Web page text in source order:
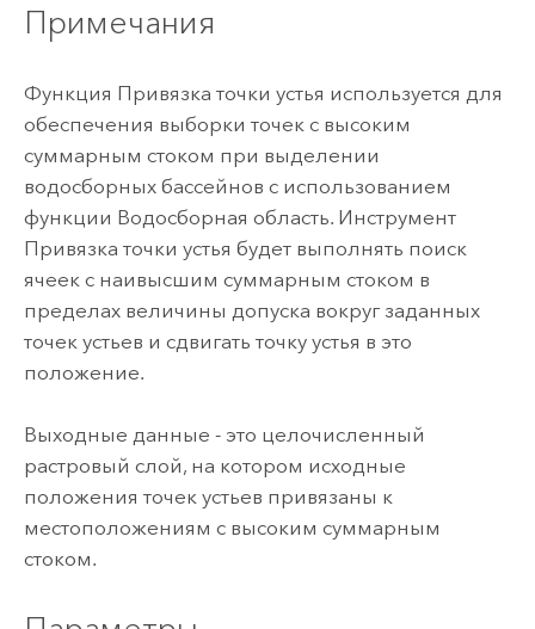
Примечания
Функция Привязка точки устья используется для
обеспечения выборки точек с высоким
суммарным стоком при выделении
водосборных бассейнов с использованием
функции Водосборная область. Инструмент
Привязка точки устья будет выполнять поиск
ячеек с наивысшим суммарным стоком в
пределах величины допуска вокруг заданных
точек устьев и сдвигать точку устья в это
положение.
Выходные данные - это целочисленный
растровый слой, на котором исходные
положения точек устьев привязаны к
местоположениям с высоким суммарным
стоком.